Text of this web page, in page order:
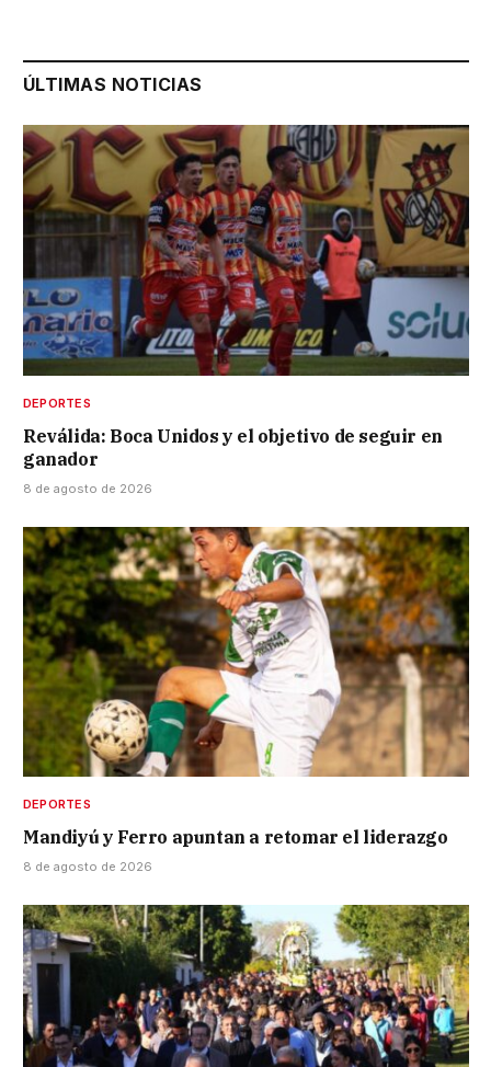
ÚLTIMAS NOTICIAS
DEPORTES
Reválida: Boca Unidos y el objetivo de seguir en
ganador
8 de agosto de 2026
DEPORTES
Mandiyú y Ferro apuntan a retomar el liderazgo
8 de agosto de 2026